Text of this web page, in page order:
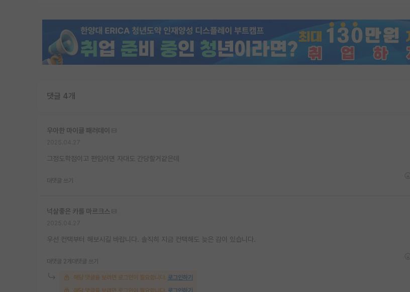
댓글 4개
우아한 마이클 패러데이
그정도학점이고 편입이면 자대도 간당할거같은데
대댓글 쓰기
넉살좋은 카를 마르크스
우선 컨택부터 해보시길 바랍니다. 솔직히 지금 컨택해도 늦은 감이 있습니다.
대댓글 2개 대댓글 쓰기
해당 댓글을 보려면 로그인이 필요합니다. 로그인하기
해당 댓글을 보려면 로그인이 필요합니다. 로그인하기